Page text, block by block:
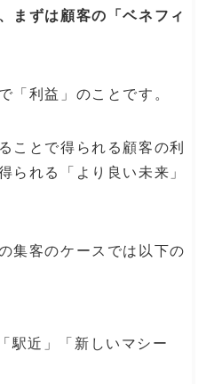
まずは顧客の「ベネフィ
「利益」のことです。
ことで得られる顧客の利
られる「より良い未来」
集客のケースでは以下の
駅近」「新しいマシー